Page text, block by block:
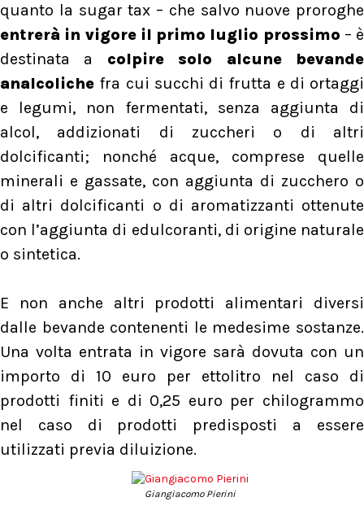
quanto la sugar tax – che salvo nuove proroghe
entrerà in vigore il primo luglio prossimo – è
destinata a colpire solo alcune bevande
analcoliche fra cui succhi di frutta e di ortaggi
e legumi, non fermentati, senza aggiunta di
alcol, addizionati di zuccheri o di altri
dolcificanti; nonché acque, comprese quelle
minerali e gassate, con aggiunta di zucchero o
di altri dolcificanti o di aromatizzanti ottenute
con l’aggiunta di edulcoranti, di origine naturale
o sintetica.
E non anche altri prodotti alimentari diversi
dalle bevande contenenti le medesime sostanze.
Una volta entrata in vigore sarà dovuta con un
importo di 10 euro per ettolitro nel caso di
prodotti finiti e di 0,25 euro per chilogrammo
nel caso di prodotti predisposti a essere
utilizzati previa diluizione.
Giangiacomo Pierini